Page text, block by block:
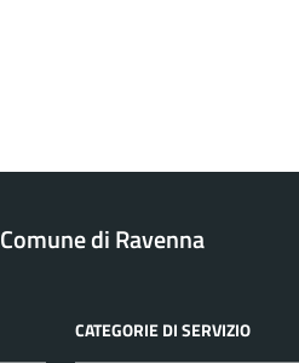
Comune di Ravenna
CATEGORIE DI SERVIZIO